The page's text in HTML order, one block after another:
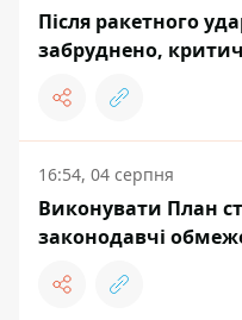
Після ракетного
забруднено,
16:54, 04 серпня
Виконувати План
законодавчі